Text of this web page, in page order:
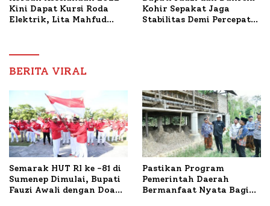
Kini Dapat Kursi Roda
Elektrik, Lita Mahfud
Nabil
Kohir Sepakat Jaga
Stabilitas Demi Percepat
BERITA VIRAL
Semarak HUT RI ke -81 di
Sumenep Dimulai, Bupati
Fauzi Awali dengan Doa
Pastikan Program
Pemerintah Daerah
Bermanfaat Nyata Bagi